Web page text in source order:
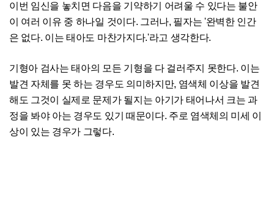
이번 임신을 놓치면 다음을 기약하기 어려울 수 있다는 불안
이 여러 이유 중 하나일 것이다. 그러나, 필자는 '완벽한 인간
은 없다. 이는 태아도 마찬가지다.'라고 생각한다.
기형아 검사는 태아의 모든 기형을 다 걸러주지 못한다. 이는
발견 자체를 못 하는 경우도 의미하지만, 염색체 이상을 발견
해도 그것이 실제로 문제가 될지는 아기가 태어나서 크는 과
정을 봐야 아는 경우도 있기 때문이다. 주로 염색체의 미세 이
상이 있는 경우가 그렇다.